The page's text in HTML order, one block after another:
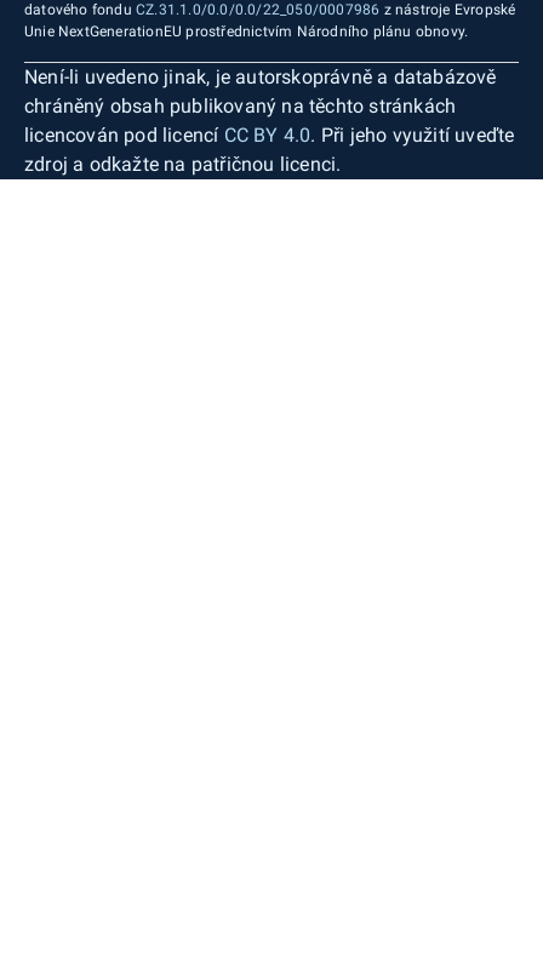
datového fondu CZ.31.1.0/0.0/0.0/22_050/0007986 z nástroje Evropské
Unie NextGenerationEU prostřednictvím Národního plánu obnovy.
Není-li uvedeno jinak, je autorskoprávně a databázově
chráněný obsah publikovaný na těchto stránkách
licencován pod licencí CC BY 4.0. Při jeho využití uveďte
zdroj a odkažte na patřičnou licenci.